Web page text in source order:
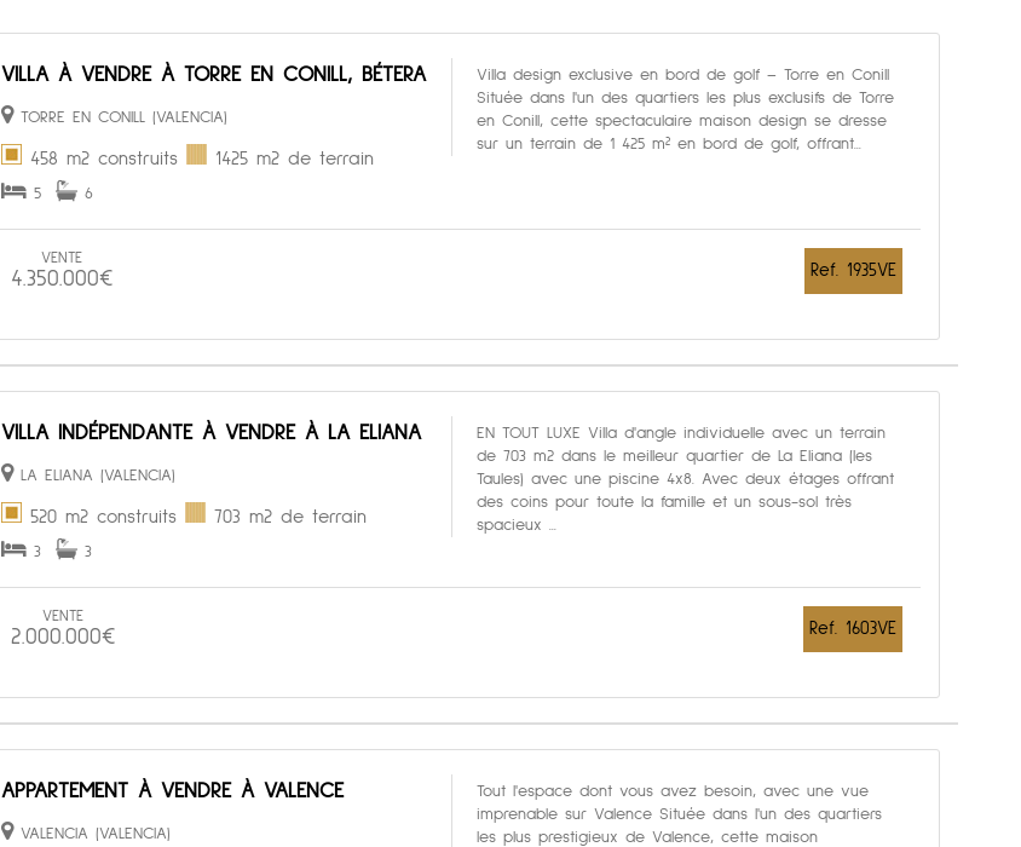
VILLA À VENDRE À TORRE EN CONILL, BÉTERA
TORRE EN CONILL (VALENCIA)
458 m2 construits 1425 m2 de terrain
5 6
Villa design exclusive en bord de golf – Torre en Conill
Située dans l'un des quartiers les plus exclusifs de Torre
en Conill, cette spectaculaire maison design se dresse
sur un terrain de 1 425 m² en bord de golf, offrant...
VENTE
4.350.000€ Ref. 1935VE
VILLA INDÉPENDANTE À VENDRE À LA ELIANA
LA ELIANA (VALENCIA)
520 m2 construits 703 m2 de terrain
3 3
EN TOUT LUXE Villa d'angle individuelle avec un terrain
de 703 m2 dans le meilleur quartier de La Eliana (les
Taules) avec une piscine 4x8. Avec deux étages offrant
des coins pour toute la famille et un sous-sol très
spacieux ...
VENTE
2.000.000€ Ref. 1603VE
APPARTEMENT À VENDRE À VALENCE
VALENCIA (VALENCIA)
Tout l'espace dont vous avez besoin, avec une vue
imprenable sur Valence Située dans l'un des quartiers
les plus prestigieux de Valence, cette maison